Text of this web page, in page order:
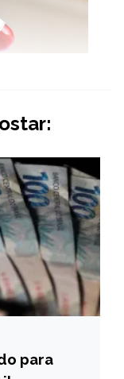
para